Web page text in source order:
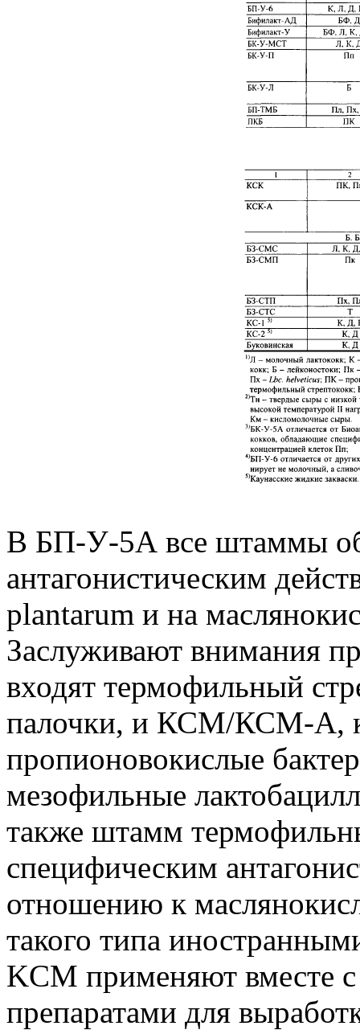
В БП-У-5А все штаммы
антагонистическим
plantarum и на
Заслуживают внимания
входят термофильный
палочки, и КСМ/КСМ-А,
пропионовокислые
мезофильные
также штамм
специфическим
отношению к
такого типа
KCM применяют вместе
препаратами для